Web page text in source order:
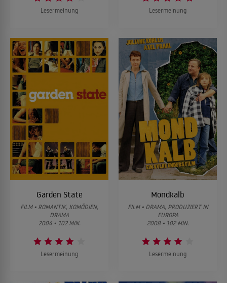
Lesermeinung Lesermeinung
Garden State
FILM • ROMANTIK, KOMÖDIEN,
DRAMA
2004 • 102 MIN.
Lesermeinung
Mondkalb
FILM • DRAMA, PRODUZIERT IN
EUROPA
2008 • 102 MIN.
Lesermeinung